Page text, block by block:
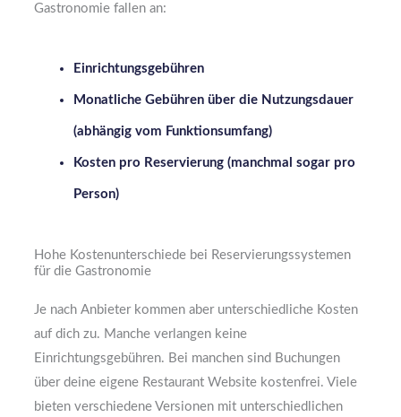
Gastronomie fallen an:
Einrichtungsgebühren
Monatliche Gebühren über die Nutzungsdauer
(abhängig vom Funktionsumfang)
Kosten pro Reservierung (manchmal sogar pro
Person)
Hohe Kostenunterschiede bei Reservierungssystemen
für die Gastronomie
Je nach Anbieter kommen aber unterschiedliche Kosten
auf dich zu. Manche verlangen keine
Einrichtungsgebühren. Bei manchen sind Buchungen
über deine eigene Restaurant Website kostenfrei. Viele
bieten verschiedene Versionen mit unterschiedlichen